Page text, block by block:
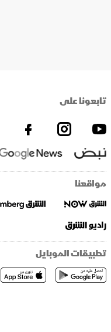
تابعونا على
مواقعنا
تطبيقات الموبايل